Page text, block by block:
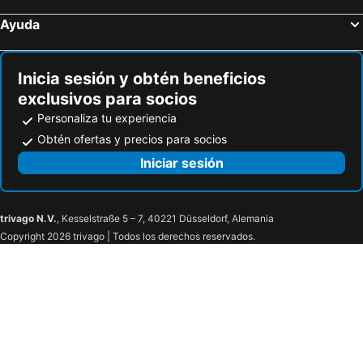
Eboli, bed and breakfasts
Roccadaspide, bed and breakfasts
Prignano Cilento, bed and breakfasts
San Giorgio a Cremano, bed and breakfasts
Ogliastro Cilento, bed and breakfasts
Ayuda
Inicia sesión y obtén beneficios
exclusivos para socios
Personaliza tu experiencia
Obtén ofertas y precios para socios
Iniciar sesión
trivago N.V., Kesselstraße 5 – 7, 40221 Düsseldorf, Alemania
Copyright 2026 trivago | Todos los derechos reservados.